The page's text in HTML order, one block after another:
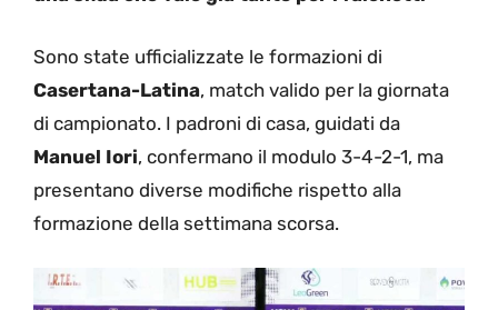
Sono state ufficializzate le formazioni di
Casertana-Latina, match valido per la giornata
di campionato. I padroni di casa, guidati da
Manuel Iori, confermano il modulo 3-4-2-1, ma
presentano diverse modifiche rispetto alla
formazione della settimana scorsa.